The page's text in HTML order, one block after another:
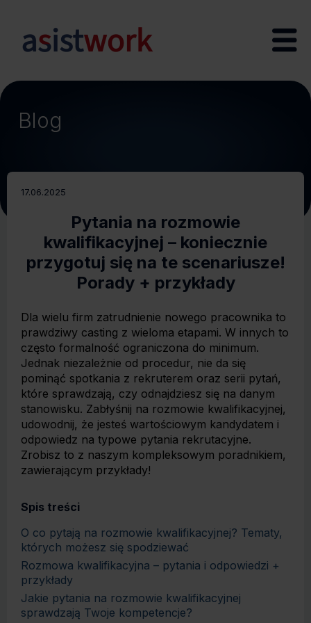
Blog
17.06.2025
Pytania na rozmowie
kwalifikacyjnej – koniecznie
przygotuj się na te scenariusze!
Porady + przykłady
Dla wielu firm zatrudnienie nowego pracownika to
prawdziwy casting z wieloma etapami. W innych to
często formalność ograniczona do minimum.
Jednak niezależnie od procedur, nie da się
pominąć spotkania z rekruterem oraz serii pytań,
które sprawdzają, czy odnajdziesz się na danym
stanowisku. Zabłyśnij na rozmowie kwalifikacyjnej,
udowodnij, że jesteś wartościowym kandydatem i
odpowiedz na typowe pytania rekrutacyjne.
Zrobisz to z naszym kompleksowym poradnikiem,
zawierającym przykłady!
Spis treści
O co pytają na rozmowie kwalifikacyjnej? Tematy,
których możesz się spodziewać
Rozmowa kwalifikacyjna – pytania i odpowiedzi +
przykłady
Jakie pytania na rozmowie kwalifikacyjnej
sprawdzają Twoje kompetencje?